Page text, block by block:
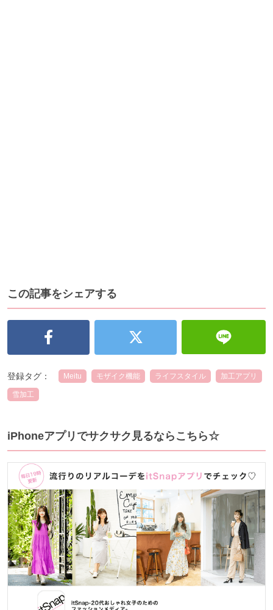
この記事をシェアする
登録タグ： Meitu モザイク機能 ライフスタイル 加工アプリ
雪加工
iPhoneアプリでサクサク見るならこちら☆